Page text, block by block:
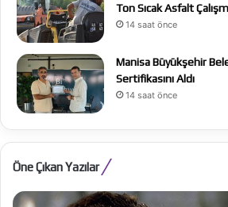
Ton Sıcak Asfalt
14 saat önce
Manisa Büyükşehir
Sertifikasını Aldı
14 saat önce
Öne Çıkan Yazılar
The